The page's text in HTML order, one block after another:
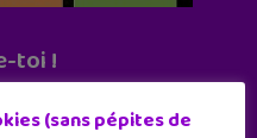
toi !
(sans pépites de